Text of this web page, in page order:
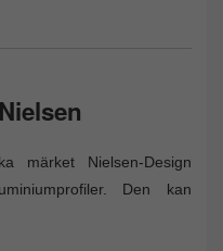
märket Nielsen-Design
Den kan